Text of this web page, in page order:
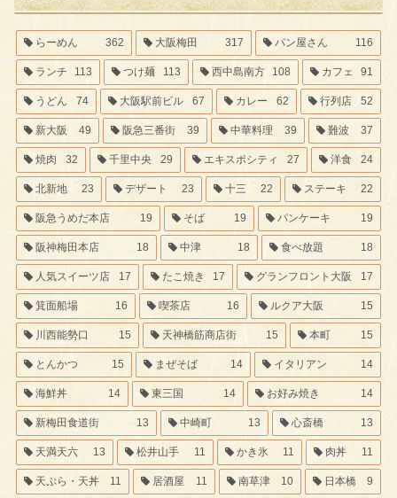
らーめん 362 大阪梅田 317 パン屋さん 116
ランチ 113 つけ麺 113 西中島南方 108 カフェ 91
うどん 74 大阪駅前ビル 67 カレー 62 行列店 52
新大阪 49 阪急三番街 39 中華料理 39 難波 37
焼肉 32 千里中央 29 エキスポシティ 27 洋食 24
北新地 23 デザート 23 十三 22 ステーキ 22
阪急うめだ本店 19 そば 19 パンケーキ 19
阪神梅田本店 18 中津 18 食べ放題 18
人気スイーツ店 17 たこ焼き 17 グランフロント大阪 17
箕面船場 16 喫茶店 16 ルクア大阪 15
川西能勢口 15 天神橋筋商店街 15 本町 15
とんかつ 15 まぜそば 14 イタリアン 14
海鮮丼 14 東三国 14 お好み焼き 14
新梅田食道街 13 中崎町 13 心斎橋 13
天満天六 13 松井山手 11 かき氷 11 肉丼 11
天ぷら・天丼 11 居酒屋 11 南草津 10 日本橋 9